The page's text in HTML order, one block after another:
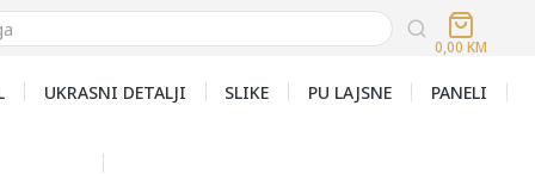
0,00 KM
UKRASNI DETALJI SLIKE PU LAJSNE PANELI